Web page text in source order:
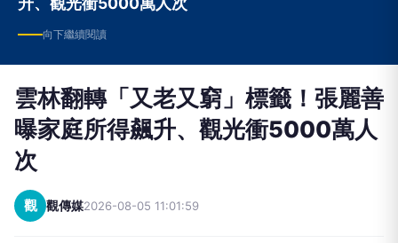
向下繼續閱讀
雲林翻轉「又老又窮」標籤！張麗善
曝家庭所得飆升、觀光衝5000萬人
次
觀 觀傳媒2026-08-05 11:01:59